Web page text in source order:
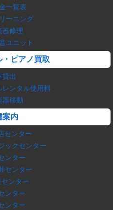
一覧表
ーニング
器修理
ユニット
ピアノ買取
貸出
レンタル使用料
器移動
案内
センター
ックセンター
ンター
センター
センター
ンター
ンター